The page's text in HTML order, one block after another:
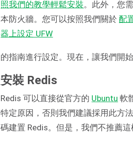
照我們的教學輕鬆安裝。此外，您
本防火牆。您可以按照我們關於配
器上設定 UFW
的指南進行設定。現在，讓我們開始
安裝 Redis
Redis 可以直接從官方的 Ubuntu 軟
特定原因，否則我們建議採用此方
碼建置 Redis。但是，我們不推薦